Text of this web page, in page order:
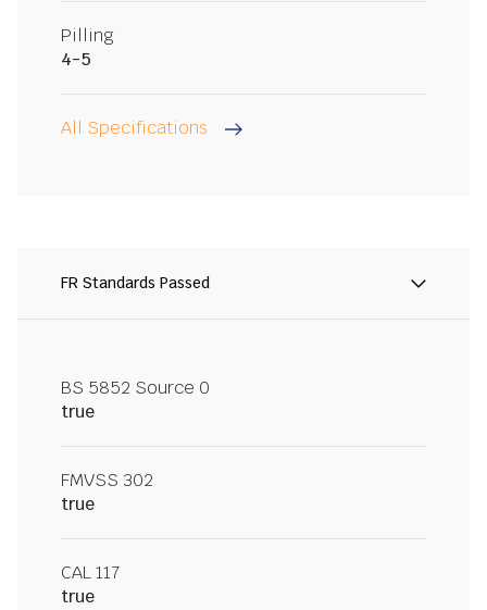
Pilling
4-5
All Specifications
FR Standards Passed
BS 5852 Source 0
true
FMVSS 302
true
CAL 117
true